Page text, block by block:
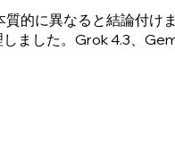
的に異なると結論付
した。Grok 4.3、